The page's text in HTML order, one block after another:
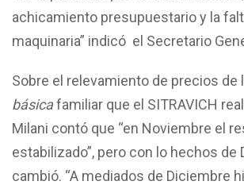
achicamiento presupuestario y la
maquinaria” indicó el Secretario
Sobre el relevamiento de precios de
básicafamiliar que el SITRAVICH
Milani contó que “en Noviembre el
estabilizado”, pero con lo hechos de
cambió. “A mediados de Diciembre